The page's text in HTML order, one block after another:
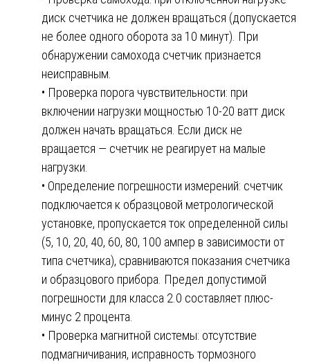
диск счетчика не должен вращаться (допускается
не более одного оборота за 10 минут). При
обнаружении самохода счетчик признается
неисправным.
• Проверка порога чувствительности: при
включении нагрузки мощностью 10-20 ватт диск
должен начать вращаться. Если диск не
вращается — счетчик не реагирует на малые
нагрузки.
• Определение погрешности измерений: счетчик
подключается к образцовой метрологической
установке, пропускается ток определенной силы
(5, 10, 20, 40, 60, 80, 100 ампер в зависимости от
типа счетчика), сравниваются показания счетчика
и образцового прибора. Предел допустимой
погрешности для класса 2.0 составляет плюс-
минус 2 процента.
• Проверка магнитной системы: отсутствие
подмагничивания, исправность тормозного